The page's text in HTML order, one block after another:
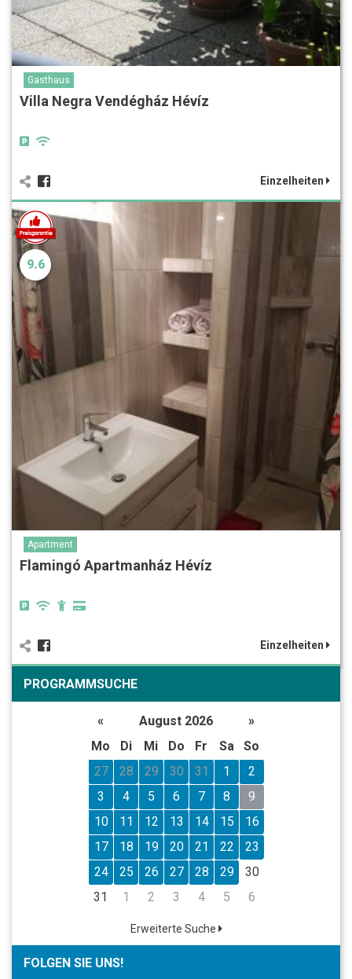
Gasthaus
Villa Negra Vendégház Hévíz
Einzelheiten
9.6
Apartment
Flamingó Apartmanház Hévíz
Einzelheiten
PROGRAMMSUCHE
« August 2026
»
Mo
Di Mi Do Fr Sa
So
27
28 29 30 31 1
2
3
4 5 6 7 8
9
10
11 12 13 14 15
16
17
18 19 20 21 22
23
24
25 26 27 28 29
30
31
1 2 3 4 5 6
Erweiterte Suche
FOLGEN SIE UNS!